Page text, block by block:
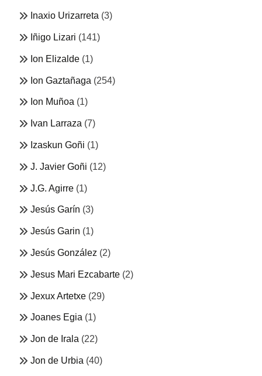
Inaxio Urizarreta (3)
Iñigo Lizari (141)
Ion Elizalde (1)
Ion Gaztañaga (254)
Ion Muñoa (1)
Ivan Larraza (7)
Izaskun Goñi (1)
J. Javier Goñi (12)
J.G. Agirre (1)
Jesús Garín (3)
Jesús Garin (1)
Jesús González (2)
Jesus Mari Ezcabarte (2)
Jexux Artetxe (29)
Joanes Egia (1)
Jon de Irala (22)
Jon de Urbia (40)